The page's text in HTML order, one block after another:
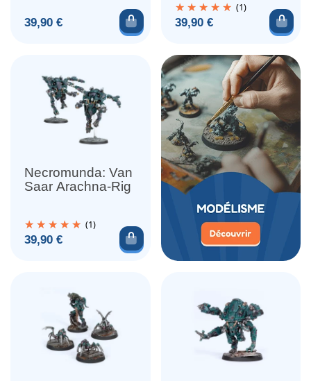
Prix
39,90 € Ajouter au panier
(1)
Prix
39,90 €
Necromunda: Van
Saar Arachna-Rig
(1)
Prix
39,90 € Ajouter au panier